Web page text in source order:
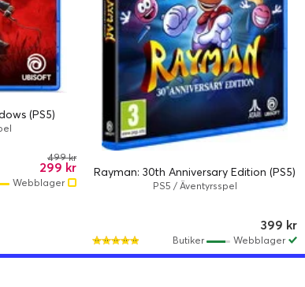
(PS5)
299 kr
499 kr
Webblager
Rayman: 30th Anniversary Edition (PS5)
PS5 / Äventyrsspel
399 kr
Webblager
Butiker